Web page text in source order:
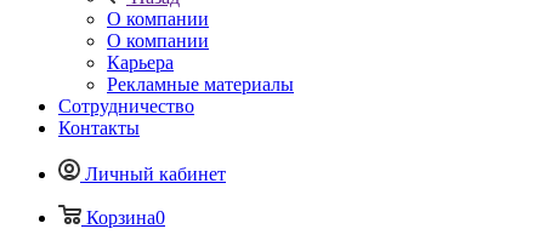
О компании
О компании
Карьера
Рекламные материалы
Сотрудничество
Контакты
Личный кабинет
Корзина0